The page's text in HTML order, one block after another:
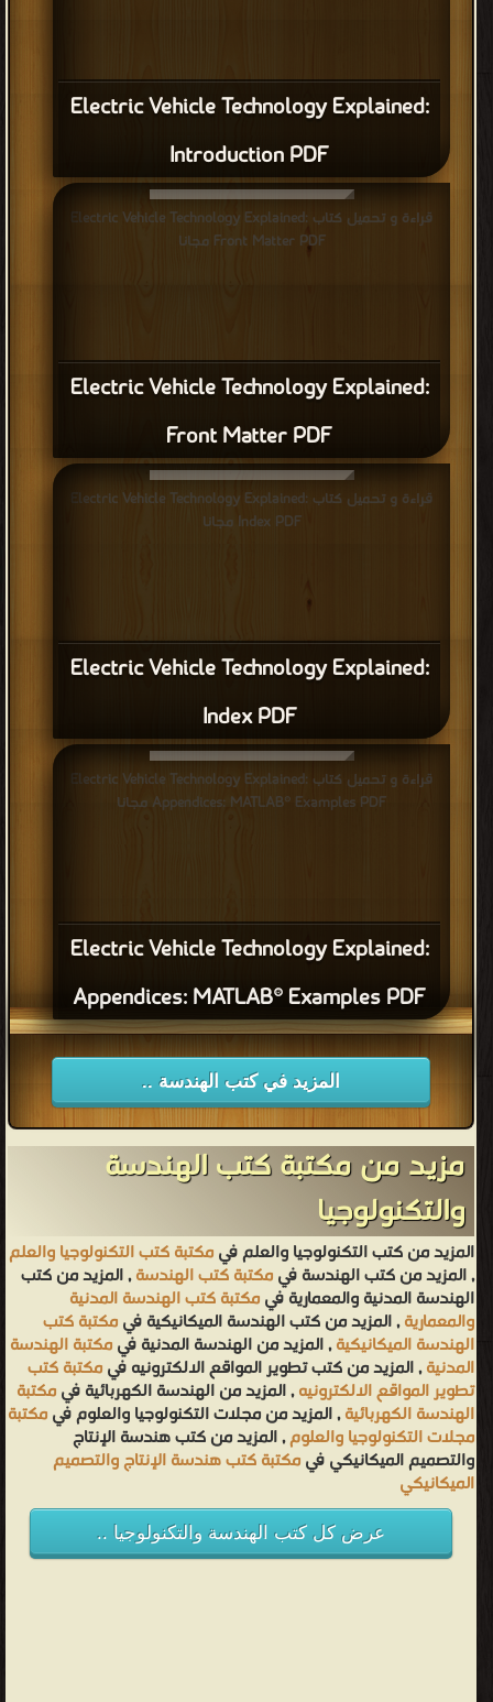
Electric Vehicle Technology Explained:
Introduction PDF
Electric Vehicle Technology Explained:
Front Matter PDF
قراءة و تحميل كتاب Electric Vehicle Technology Explained:
Front Matter PDF مجانا
Electric Vehicle Technology Explained:
Index PDF
قراءة و تحميل كتاب Electric Vehicle Technology Explained:
Index PDF مجانا
Electric Vehicle Technology Explained:
Appendices: MATLAB® Examples PDF
قراءة و تحميل كتاب Electric Vehicle Technology Explained:
Appendices: MATLAB® Examples PDF مجانا
المزيد في كتب الهندسة ..
مزيد من مكتبة كتب الهندسة
والتكنولوجيا
المزيد من كتب التكنولوجيا والعلم فيمكتبة كتب التكنولوجيا والعلم
, المزيد من كتب الهندسة فيمكتبة كتب الهندسة, المزيد من كتب
الهندسة المدنية والمعمارية فيمكتبة كتب الهندسة المدنية
والمعمارية, المزيد من كتب الهندسة الميكانيكية فيمكتبة كتب
الهندسة الميكانيكية, المزيد من الهندسة المدنية فيمكتبة الهندسة
المدنية, المزيد من كتب تطوير المواقع الالكترونيه فيمكتبة كتب
تطوير المواقع الالكترونيه, المزيد من الهندسة الكهربائية فيمكتبة
الهندسة الكهربائية, المزيد من مجلات التكنولوجيا والعلوم فيمكتبة
مجلات التكنولوجيا والعلوم, المزيد من كتب هندسة الإنتاج
والتصميم الميكانيكي فيمكتبة كتب هندسة الإنتاج والتصميم
الميكانيكي
عرض كل كتب الهندسة والتكنولوجيا ..